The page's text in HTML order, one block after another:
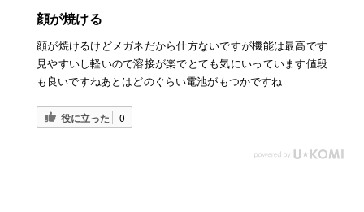
顔が焼ける
顔が焼けるけどメガネだから仕方ないですが機能は最高です
見やすいし軽いので溶接が楽でとても気にいっています値段
も良いですねあとはどのぐらい電池がもつかですね
役に立った 0